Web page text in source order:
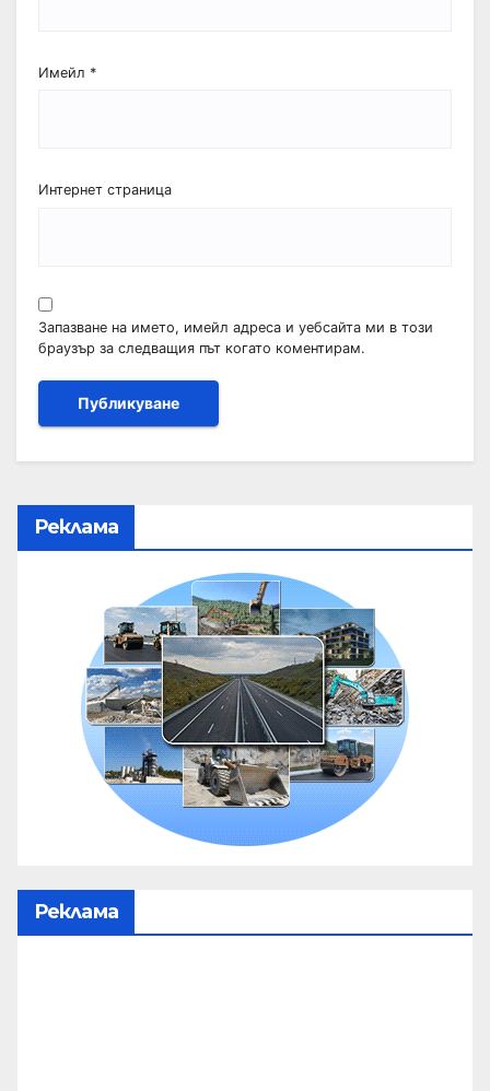
Имейл *
Интернет страница
Запазване на името, имейл адреса и уебсайта ми в този
браузър за следващия път когато коментирам.
Реклама
Реклама